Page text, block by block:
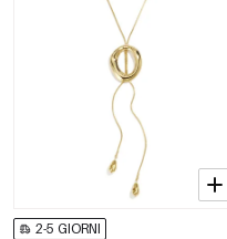
2-5 GIORNI